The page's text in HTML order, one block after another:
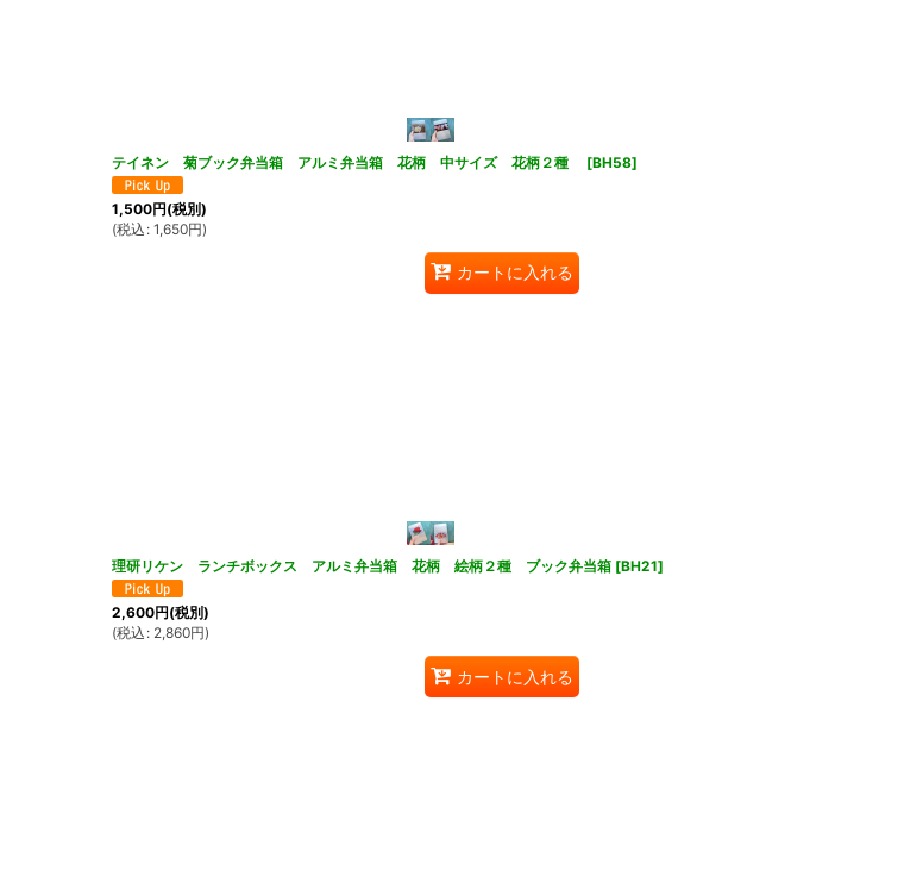
テイネン 菊ブック弁当箱 アルミ弁当箱 花柄 中サイズ 花柄２種 [BH58]
1,500円(税別)
(税込 : 1,650円)
カートに入れる
理研リケン ランチボックス アルミ弁当箱 花柄 絵柄２種 ブック弁当箱 [BH21]
2,600円(税別)
(税込 : 2,860円)
カートに入れる